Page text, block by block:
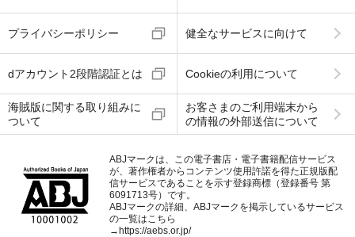
プライバシーポリシー 健全なサービスに向けて
dアカウント2段階認証とは Cookieの利用について
海賊版に関する取り組みに
ついて
お客さまのご利用端末から
の情報の外部送信について
ABJマークは、この電子書店・電子書籍配信サービス
が、著作権者からコンテンツ使用許諾を得た正規版配
信サービスであることを示す登録商標（登録番号 第
6091713号）です。
ABJマークの詳細、ABJマークを掲示しているサービス
の一覧はこちら
→ https://aebs.or.jp/